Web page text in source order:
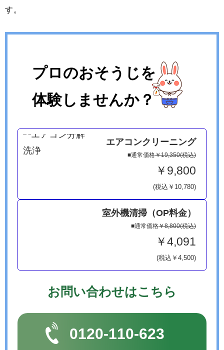
す。
プロのおそうじを
体験しませんか？
エアコンクリーニング
■通常価格￥19,350(税込)
￥9,800
(税込￥10,780)
室外機清掃（OP料金）
■通常価格￥8,800(税込)
￥4,091
(税込￥4,500)
お問い合わせはこちら
0120-110-623